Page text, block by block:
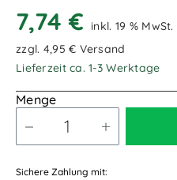
7,74 €
inkl. 19 % MwSt.
zzgl. 4,95 € Versand
Lieferzeit ca. 1-3 Werktage
Menge
Sichere Zahlung mit: